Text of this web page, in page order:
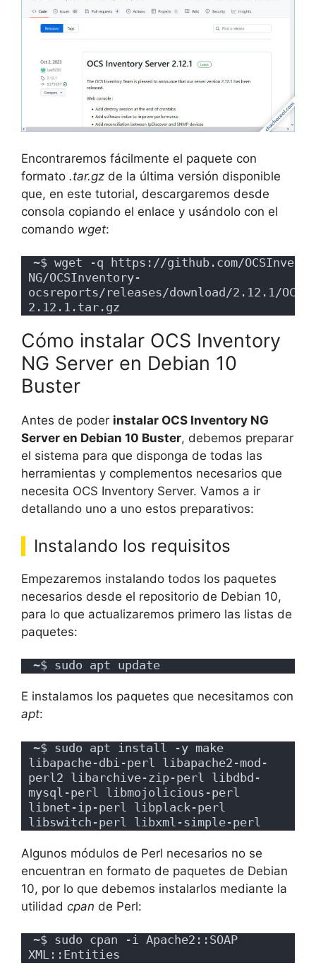
Encontraremos fácilmente el paquete con
formato .tar.gz de la última versión disponible
que, en este tutorial, descargaremos desde
consola copiando el enlace y usándolo con el
comando wget:
~$ wget -q https://github.com/
NG/OCSInventory-
ocsreports/releases/download/2.12.1/
2.12.1.tar.gz
Cómo instalar OCS Inventory
NG Server en Debian 10
Buster
Antes de poder instalar OCS Inventory NG
Server en Debian 10 Buster, debemos preparar
el sistema para que disponga de todas las
herramientas y complementos necesarios que
necesita OCS Inventory Server. Vamos a ir
detallando uno a uno estos preparativos:
Instalando los requisitos
Empezaremos instalando todos los paquetes
necesarios desde el repositorio de Debian 10,
para lo que actualizaremos primero las listas de
paquetes:
~$ sudo apt update
E instalamos los paquetes que necesitamos con
apt:
~$ sudo apt install -y make
libapache-dbi-perl libapache2-mod-
perl2 libarchive-zip-perl libdbd-
mysql-perl libmojolicious-perl
libnet-ip-perl libplack-perl
libswitch-perl libxml-simple-perl
Algunos módulos de Perl necesarios no se
encuentran en formato de paquetes de Debian
10, por lo que debemos instalarlos mediante la
utilidad cpan de Perl:
~$ sudo cpan -i Apache2::SOAP
XML::Entities